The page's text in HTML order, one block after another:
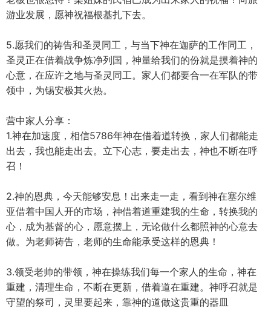
游业发展，愿神祝福根基扎下去。
5.愿我们的祷告和圣灵同工，与当下神在迦萨的工作同工，
圣灵正在借着战争炼净列国，神量给我们的份就是摸着神的
心意，在应许之地与圣灵同工。家人们都要合一在军队的带
领中，为锡安极其火热。
营中家人分享：
1.神在加速度，相信5786年神在借着道转换，家人们都能走
出去，我也能走出去。立下心志，要走出去，神也不断在呼
召！
2.神的恩典，今天能够安息！出来走一走，看到神在塞尔维
亚借着中国人开的市场，神借着道重建我的生命，转换我的
心，成为基督的心，愿意摆上，无论做什么都照神的心意去
做。为老师祷告，老师的生命能承受这样的恩典！
3.领受老帅的带领，神在操练我们每一个家人的生命，神在
重建，清理生命，不断在更新，借着道在重建。神呼召就是
守望的祭司，灵里要起来，靠神的道做这贵重的器皿